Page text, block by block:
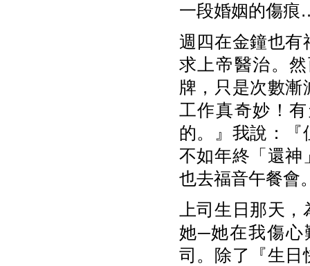
一段婚姻的傷
週四在金鐘也有
求上帝醫治。
牌，只是次數
工作真奇妙！
的。』我說：『
不如年終「還神
也去福音午餐會
上司生日那天
她─她在我傷心
司。除了『生日